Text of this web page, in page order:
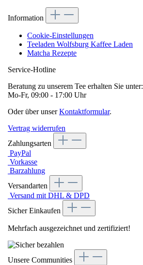
Information
Cookie-Einstellungen
Teeladen Wolfsburg Kaffee Laden
Matcha Rezepte
Service-Hotline
Beratung zu unserem Tee erhalten Sie unter:
Mo-Fr, 09:00 - 17:00 Uhr
Oder über unserKontaktformular.
Vertrag widerrufen
Zahlungsarten
PayPal
Vorkasse
Barzahlung
Versandarten
Versand mit DHL & DPD
Sicher Einkaufen
Mehrfach ausgezeichnet und zertifiziert!
Unsere Communities